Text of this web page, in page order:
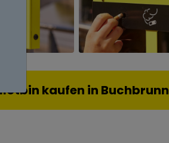
kaufen in Buchbrunn